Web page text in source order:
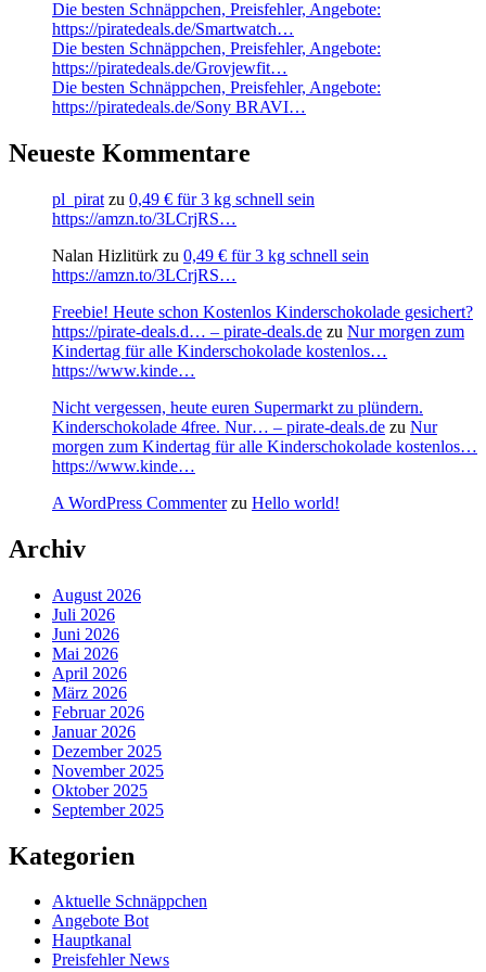
Die besten Schnäppchen, Preisfehler, Angebote:
https://piratedeals.de/Smartwatch…
Die besten Schnäppchen, Preisfehler, Angebote:
https://piratedeals.de/Grovjewfit…
Die besten Schnäppchen, Preisfehler, Angebote:
https://piratedeals.de/Sony BRAVI…
Neueste Kommentare
pl_pirat zu 0,49 € für 3 kg schnell sein
https://amzn.to/3LCrjRS…
Nalan Hizlitürk zu 0,49 € für 3 kg schnell sein
https://amzn.to/3LCrjRS…
Freebie! Heute schon Kostenlos Kinderschokolade gesichert?
https://pirate-deals.d… – pirate-deals.de zu Nur morgen zum
Kindertag für alle Kinderschokolade kostenlos…
https://www.kinde…
Nicht vergessen, heute euren Supermarkt zu plündern.
Kinderschokolade 4free. Nur… – pirate-deals.de zu Nur
morgen zum Kindertag für alle Kinderschokolade kostenlos…
https://www.kinde…
A WordPress Commenterzu Hello world!
Archiv
August 2026
Juli 2026
Juni 2026
Mai 2026
April 2026
März 2026
Februar 2026
Januar 2026
Dezember 2025
November 2025
Oktober 2025
September 2025
Kategorien
Aktuelle Schnäppchen
Angebote Bot
Hauptkanal
Preisfehler News